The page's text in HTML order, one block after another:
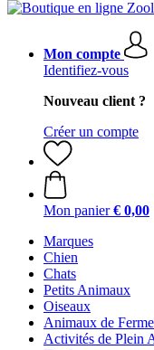
Mon compte
Identifiez-vous
Nouveau client ?
Créer un compte
Mon panier € 0,00
Marques
Chien
Chats
Petits Animaux
Oiseaux
Animaux de Ferme
Activités de Plein